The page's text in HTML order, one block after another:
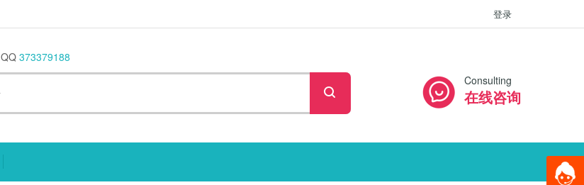
登录
QQ 373379188
Consulting
在线咨询